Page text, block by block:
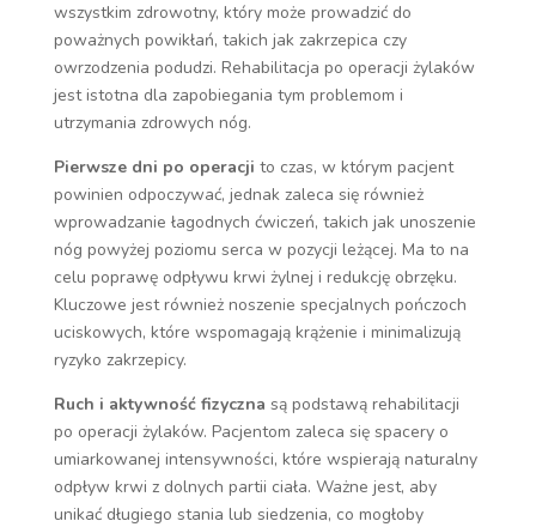
wszystkim zdrowotny, który może prowadzić do
poważnych powikłań, takich jak zakrzepica czy
owrzodzenia podudzi. Rehabilitacja po operacji żylaków
jest istotna dla zapobiegania tym problemom i
utrzymania zdrowych nóg.
Pierwsze dni po operacji to czas, w którym pacjent
powinien odpoczywać, jednak zaleca się również
wprowadzanie łagodnych ćwiczeń, takich jak unoszenie
nóg powyżej poziomu serca w pozycji leżącej. Ma to na
celu poprawę odpływu krwi żylnej i redukcję obrzęku.
Kluczowe jest również noszenie specjalnych pończoch
uciskowych, które wspomagają krążenie i minimalizują
ryzyko zakrzepicy.
Ruch i aktywność fizyczna są podstawą rehabilitacji
po operacji żylaków. Pacjentom zaleca się spacery o
umiarkowanej intensywności, które wspierają naturalny
odpływ krwi z dolnych partii ciała. Ważne jest, aby
unikać długiego stania lub siedzenia, co mogłoby